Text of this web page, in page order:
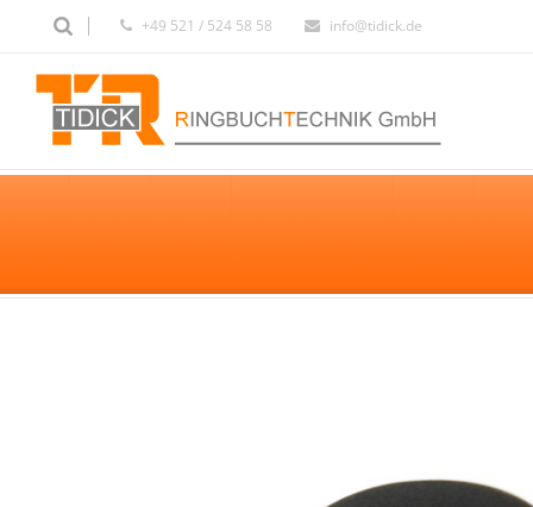
+49 521 / 524 58 58 info@tidick.de